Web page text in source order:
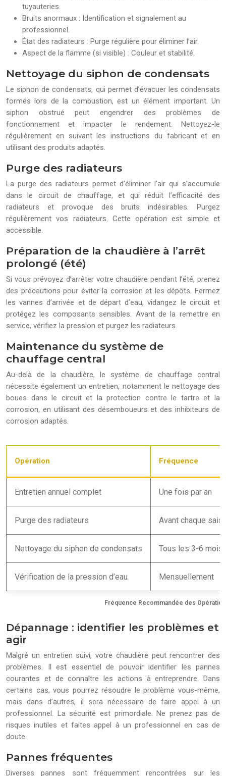
tuyauteries.
Bruits anormaux : Identification et signalement au
professionnel.
État des radiateurs : Purge régulière pour éliminer l’air.
Aspect de la flamme (si visible) : Couleur et stabilité.
Nettoyage du siphon de condensats
Le siphon de condensats, qui permet d’évacuer les condensats
formés lors de la combustion, est un élément important. Un
siphon obstrué peut engendrer des problèmes de
fonctionnement et impacter le rendement. Nettoyez-le
régulièrement en suivant les instructions du fabricant et en
utilisant des produits adaptés.
Purge des radiateurs
La purge des radiateurs permet d’éliminer l’air qui s’accumule
dans le circuit de chauffage, et qui réduit l’efficacité des
radiateurs et provoque des bruits indésirables. Purgez
régulièrement vos radiateurs. Cette opération est simple et
accessible.
Préparation de la chaudière à l’arrêt
prolongé (été)
Si vous prévoyez d’arrêter votre chaudière pendant l’été, prenez
des précautions pour éviter la corrosion et les dépôts. Fermez
les vannes d’arrivée et de départ d’eau, vidangez le circuit et
protégez les composants sensibles. Avant de la remettre en
service, vérifiez la pression et purgez les radiateurs.
Maintenance du système de
chauffage central
Au-delà de la chaudière, le système de chauffage central
nécessite également un entretien, notamment le nettoyage des
boues dans le circuit et la protection contre le tartre et la
corrosion, en utilisant des désemboueurs et des inhibiteurs de
corrosion adaptés.
Fréquence Recommandée des
Opération Fréquence
Entretien annuel complet Une fois par an
Purge des radiateurs Avant chaque
Nettoyage du siphon de condensats Tous les 3-6 mois
Vérification de la pression d’eau Mensuellement
Dépannage : identifier les problèmes et
agir
Malgré un entretien suivi, votre chaudière peut rencontrer des
problèmes. Il est essentiel de pouvoir identifier les pannes
courantes et de connaître les actions à entreprendre. Dans
certains cas, vous pourrez résoudre le problème vous-même,
mais dans d’autres, il sera nécessaire de faire appel à un
professionnel. La sécurité est primordiale. Ne prenez pas de
risques inutiles et faites appel à un professionnel en cas de
doute.
Pannes fréquentes
Diverses pannes sont fréquemment rencontrées sur les